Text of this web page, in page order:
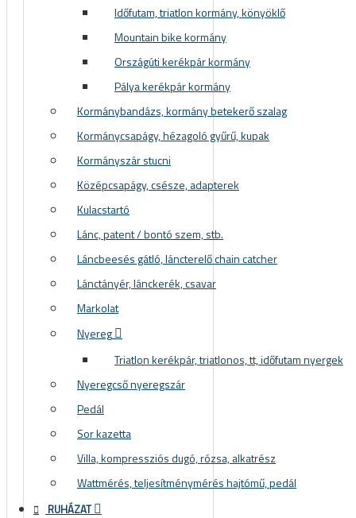
Időfutam, triatlon kormány, könyöklő
Mountain bike kormány
Országúti kerékpár kormány
Pálya kerékpár kormány
Kormánybandázs, kormány betekerő szalag
Kormánycsapágy, hézagoló gyűrű, kupak
Kormányszár stucni
Középcsapágy, csésze, adapterek
Kulacstartó
Lánc, patent / bontó szem, stb.
Láncbeesés gátló, láncterelő chain catcher
Lánctányér, lánckerék, csavar
Markolat
Nyereg
Triatlon kerékpár, triatlonos, tt, időfutam nyergek
Nyeregcső nyeregszár
Pedál
Sor kazetta
Villa, kompressziós dugó, rózsa, alkatrész
Wattmérés, teljesítménymérés hajtómű, pedál
RUHÁZAT